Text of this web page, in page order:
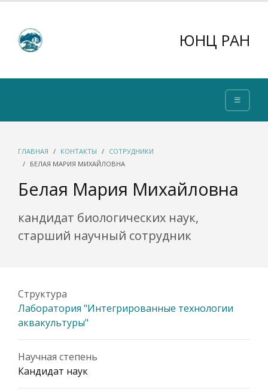
ЮНЦ РАН
ГЛАВНАЯ КОНТАКТЫ
СОТРУДНИКИ
БЕЛАЯ МАРИЯ МИХАЙЛОВНА
Белая Мария Михайловна
кандидат биологических наук,
старший научный сотрудник
Структура
Лаборатория "Интегрированные технологии
аквакультуры"
Научная степень
Кандидат наук